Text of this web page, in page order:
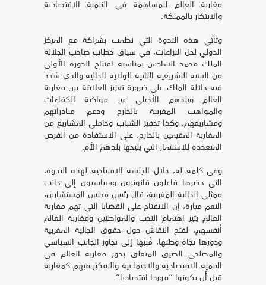
مغاربة العالم للمساهمة في التنمية الاقتصادية
والابتكار بالمملكة.
وتأتي هذه الندوة التي نظمت بشراكة مع المركز
الدولي لحل النزاعات، في سياق خطاب صاحب الجلالة
الملك محمد السادس بمناسبة افتتاح الدورة الأولى
من السنة التشريعية الثانية للولاية الحالية والذي شدد
فيه جلالة الملك على ضرورة تعزيز العلاقة بين مغاربة
العالم وبلدهم الأصلي عبر مواكبة الكفاءات
والمواهب المغربية بالخارج ودعم مبادراتهم
ومشاريعهم، وكذا تحفيز الشباب وحاملي المشاريع من
المغاربة المقيمين بالخارج، على الاستفادة من الفرص
المتعددة للاستثمار التي يتيحها بلدهم الأم.
وفي كلمة له، خلال الجلسة الافتتاحية لهذه الندوة،
التي حضرها فاعلون قانونيون وسياسيون إلى جانب
ممثلي الجالية المغربية، قال رئيس مجلس المستشارين،
النعم ميارة، إن الانفتاح على القضايا التي تهم مغاربة
العالم يثير اهتمام النخب والمواطنين ومغاربة العالم
أنفسهم، لفتح النقاش حول حقوق الجالية المغربية
ودورها تجاه وطنها، مُنبّها إلى تجاوز الجانب السياسي
والمصلحي الضيق المتعلق بدور مغاربة العالم في
التنمية الاقتصادية والاجتماعية والتفكير فيهم كمغاربة
قبل أن يكونوا “موردا اقتصاديا”.